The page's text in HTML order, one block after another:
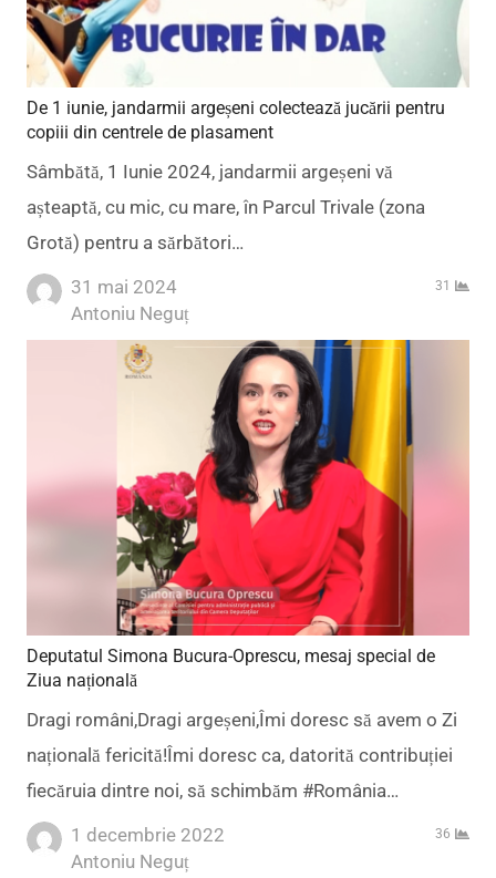
De 1 iunie, jandarmii argeșeni colectează jucării pentru
copiii din centrele de plasament
Sâmbătă, 1 Iunie 2024, jandarmii argeșeni vă
așteaptă, cu mic, cu mare, în Parcul Trivale (zona
Grotă) pentru a sărbători…
31 mai 2024
Author
Antoniu Neguț
31
Deputatul Simona Bucura-Oprescu, mesaj special de
Ziua națională
Dragi români,Dragi argeșeni,Îmi doresc să avem o Zi
națională fericită!Îmi doresc ca, datorită contribuției
fiecăruia dintre noi, să schimbăm #România…
1 decembrie 2022
Author
Antoniu Neguț
36